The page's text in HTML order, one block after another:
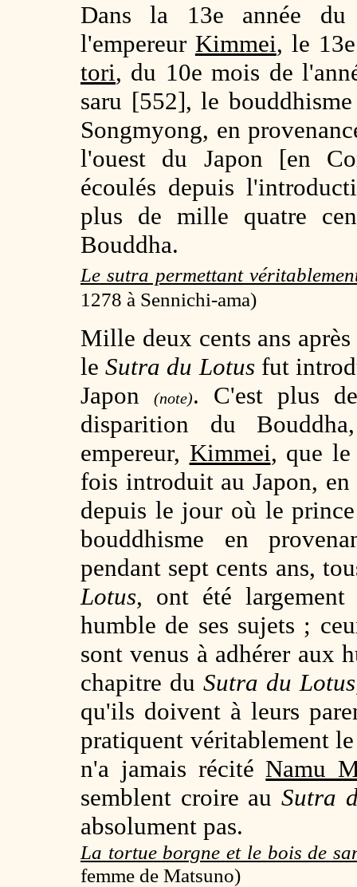
Dans la 13e année du
l'empereur Kimmei, le
tori, du 10e mois de
saru [552], le
Songmyong, en
l'ouest du Japon [en
écoulés depuis
plus de mille quatre
Bouddha.
Le sutra permettant
1278 à Sennichi-ama)
Mille deux cents ans
leSutra du Lotus fut
Japon
(note). C'est plus
disparition du
empereur, Kimmei, que le
fois introduit au Japon,
depuis le jour où le
bouddhisme en
pendant sept cents ans,
Lotus, ont été largement
humble de ses sujets ;
sont venus à adhérer aux
chapitre du Sutra du Lotus
qu'ils doivent à leurs
pratiquent véritablement
n'a jamais récité Namu
semblent croire auSutra
absolument pas.
La tortue borgne et le bois de
femme de Matsuno)